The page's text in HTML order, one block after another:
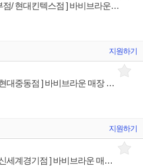
[ BOBBI BROWN ] [ 신세계의정부점/ 현대킨텍스점 ] 바비브라운 매장 상품유지 판매전문직원
지원하기
[ BOBBI BROWN ] [ 롯데평촌점/ 현대중동점 ] 바비브라운 매장 상품유지 판매전문직원
지원하기
[ BOBBI BROWN ] [ 롯데명동점/ 신세계경기점 ] 바비브라운 매장 상품유지 판매전문직원